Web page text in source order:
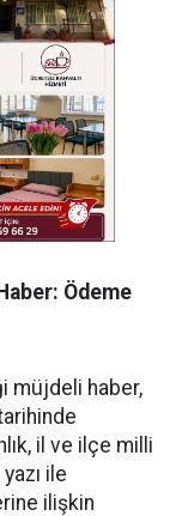
Ödeme
müjdeli haber,
il ve ilçe milli
ile
ilişkin